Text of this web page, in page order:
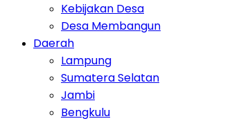
Kebijakan Desa
Desa Membangun
Daerah
Lampung
Sumatera Selatan
Jambi
Bengkulu